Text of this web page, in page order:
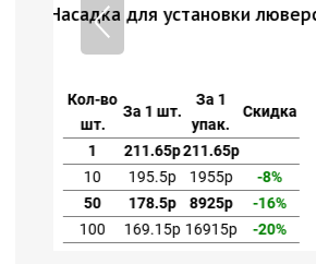
5мм (№3) Насадка для
Кол-во
За 1 шт.
упак.
1 211.65р
10
195.5р 1955р
50
178.5р 8925р
100
169.15р 16915р